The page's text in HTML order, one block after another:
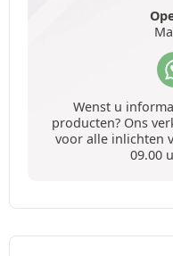
Wenst u
producten? Ons
voor alle inlichten
09.00